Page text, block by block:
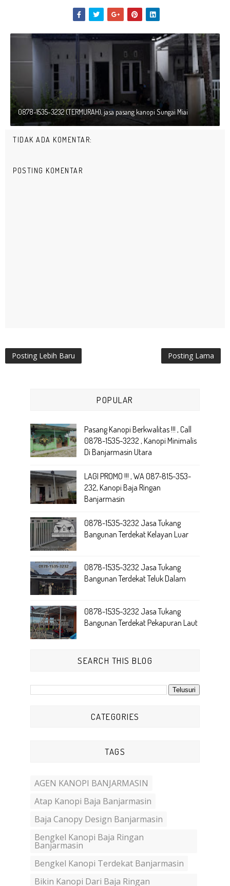
0878-1535-3232 (TERMURAH), jasa pasang kanopi Sungai Miai
TIDAK ADA KOMENTAR:
POSTING KOMENTAR
Posting Lebih Baru Posting Lama
POPULAR
Pasang Kanopi Berkwalitas !!! , Call
0878-1535-3232 , Kanopi Minimalis
Di Banjarmasin Utara
LAGI PROMO !!! , WA 087-815-353-
232, Kanopi Baja Ringan
Banjarmasin
0878-1535-3232 Jasa Tukang
Bangunan Terdekat Kelayan Luar
0878-1535-3232 Jasa Tukang
Bangunan Terdekat Teluk Dalam
0878-1535-3232 Jasa Tukang
Bangunan Terdekat Pekapuran Laut
SEARCH THIS BLOG
CATEGORIES
TAGS
AGEN KANOPI BANJARMASIN
Atap Kanopi Baja Banjarmasin
Baja Canopy Design Banjarmasin
Bengkel Kanopi Baja Ringan
Banjarmasin
Bengkel Kanopi Terdekat Banjarmasin
Bikin Kanopi Dari Baja Ringan